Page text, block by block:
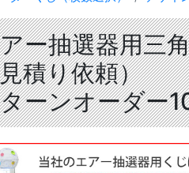
ー抽選器用三
積り依頼）
ーンオーダー